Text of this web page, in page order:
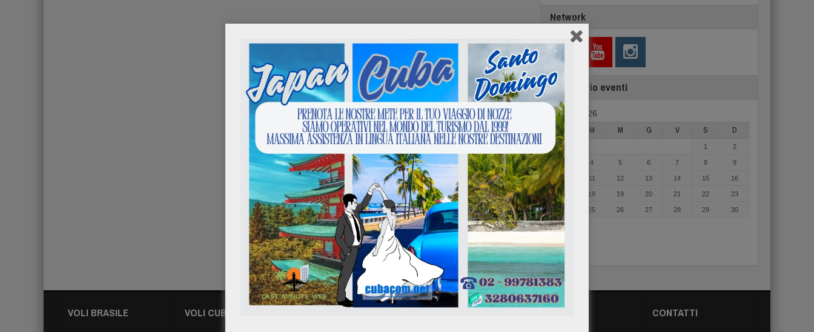
Network
Calendario eventi
Agosto 2026
L M M G V S D
1 2
3 4 5 6 7 8 9
10 11 12 13 14 15 16
17 18 19 20 21 22 23
24 25 26 27 28 29 30
31
« Mag
VOLI BRASILE VOLI CUBA VOLI MESSICO
VOLI SANTO
PARTNER
CONTATTI